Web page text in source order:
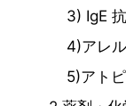
3) IgE 抗体
4)アレルギ
5)アトピー